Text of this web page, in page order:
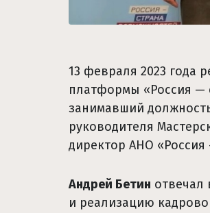
13 февраля 2023 года
платформы «Россия —
занимавший
руководителя
директор АНО
Андрей Бетин отвечал
и реализацию